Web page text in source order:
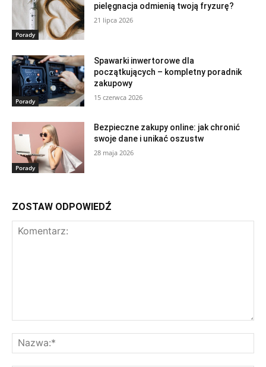
Porady
pielęgnacja odmienią twoją fryzurę?
21 lipca 2026
Porady
Spawarki inwertorowe dla
początkujących – kompletny poradnik
zakupowy
15 czerwca 2026
Porady
Bezpieczne zakupy online: jak chronić
swoje dane i unikać oszustw
28 maja 2026
ZOSTAW ODPOWIEDŹ